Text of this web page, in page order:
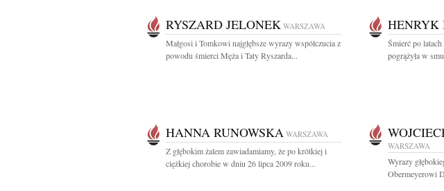
RYSZARD JELONEK WARSZAWA
Małgosi i Tomkowi najgłębsze wyrazy współczucia z
powodu śmierci Męża i Taty Ryszarda...
HENRYK
Śmierć po
pogrążyła w
HANNA RUNOWSKA WARSZAWA
Z głębokim żalem zawiadamiamy, że po krótkiej i
ciężkiej chorobie w dniu 26 lipca 2009 roku...
WARSZAWA
Wyrazy
Obermeyerowi